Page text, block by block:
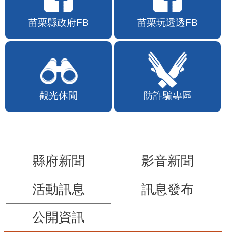
苗栗縣政府FB 苗栗玩透透FB
觀光休閒 防詐騙專區
縣府新聞
影音新聞
活動訊息
訊息發布
公開資訊